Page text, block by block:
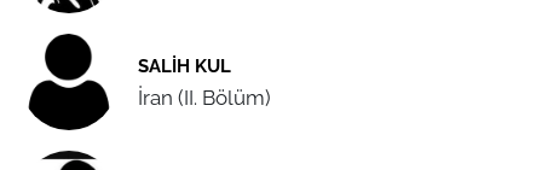
SALIH KUL
İran (II. Bölüm)